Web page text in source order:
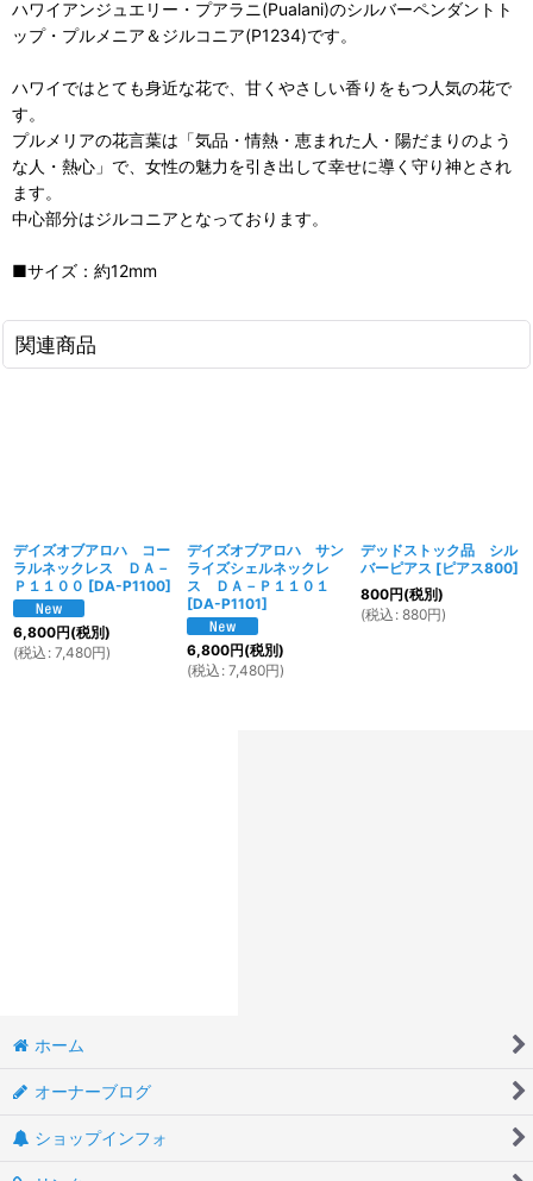
ハワイアンジュエリー・プアラニ(Pualani)のシルバーペンダントト
ップ・プルメニア＆ジルコニア(P1234)です。
ハワイではとても身近な花で、甘くやさしい香りをもつ人気の花で
す。
プルメリアの花言葉は「気品・情熱・恵まれた人・陽だまりのよう
な人・熱心」で、女性の魅力を引き出して幸せに導く守り神とされ
ます。
中心部分はジルコニアとなっております。
■サイズ：約12mm
関連商品
デイズオブアロハ コー
ラルネックレス ＤＡ－
Ｐ１１００ [DA-P1100]
6,800円(税別)
(税込 : 7,480円)
デイズオブアロハ サン
ライズシェルネックレ
ス ＤＡ－Ｐ１１０１
[DA-P1101]
6,800円(税別)
(税込 : 7,480円)
デッドストック品 シル
バーピアス [ピアス800]
800円(税別)
(税込 : 880円)
ホーム
オーナーブログ
ショップインフォ